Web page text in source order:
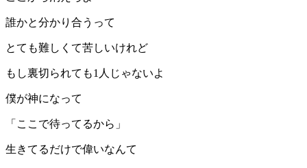
誰かと分かり合うって
とても難しくて苦しいけれど
もし裏切られても1人じゃないよ
僕が神になって
「ここで待ってるから」
生きてるだけで偉いなんて